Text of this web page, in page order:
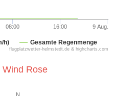
h) Gesamte Regenmenge
9 Aug.
08:00 16:00
flugplatzwetter-helmstedt.de & highcharts.com
Wind Rose
N